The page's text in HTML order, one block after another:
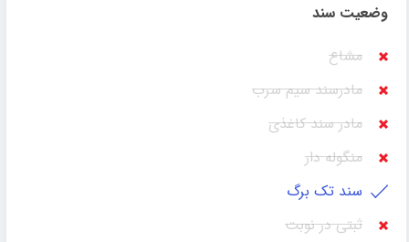
وضعیت سند
مشاع
مادرسند سیم سرب
مادر سند کاغذی
منگوله دار
سند تک برگ
ثبتی در نوبت